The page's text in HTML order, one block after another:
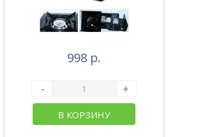
998 р.
- +
В КОРЗИНУ